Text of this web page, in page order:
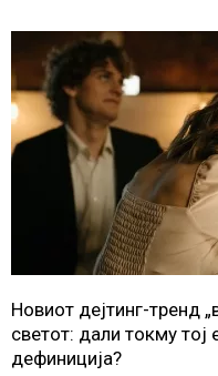
Новиот дејтинг-тренд
светот: дали токму тој
дефиниција?